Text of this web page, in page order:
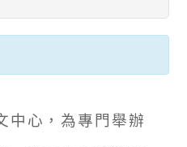
中心，為專門舉辦